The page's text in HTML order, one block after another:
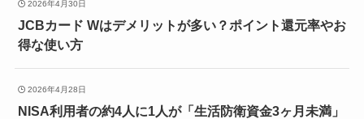
2026年4月30日
JCBカード Wはデメリットが多い？ポイント還元率やお
得な使い方
2026年4月28日
NISA利用者の約4人に1人が「生活防衛資金3ヶ月未満」